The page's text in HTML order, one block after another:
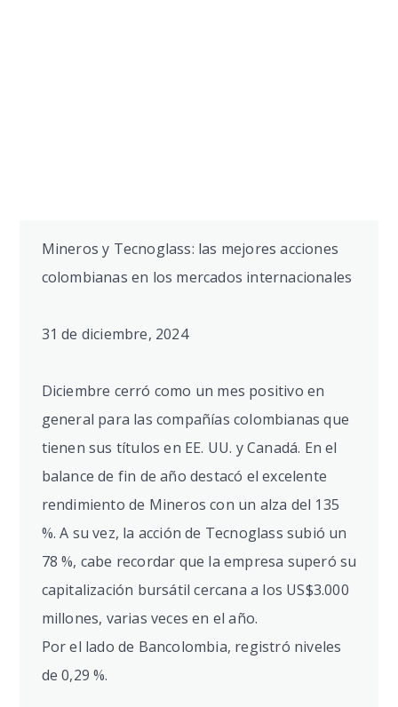
Mineros y Tecnoglass: las mejores acciones
colombianas en los mercados internacionales
31 de diciembre, 2024
Diciembre cerró como un mes positivo en
general para las compañías colombianas que
tienen sus títulos en EE. UU. y Canadá. En el
balance de fin de año destacó el excelente
rendimiento de Mineros con un alza del 135
%. A su vez, la acción de Tecnoglass subió un
78 %, cabe recordar que la empresa superó su
capitalización bursátil cercana a los US$3.000
millones, varias veces en el año.
Por el lado de Bancolombia, registró niveles
de 0,29 %.